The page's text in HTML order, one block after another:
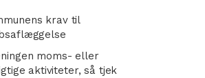
krav til
moms- eller
aktiviteter, så tjek